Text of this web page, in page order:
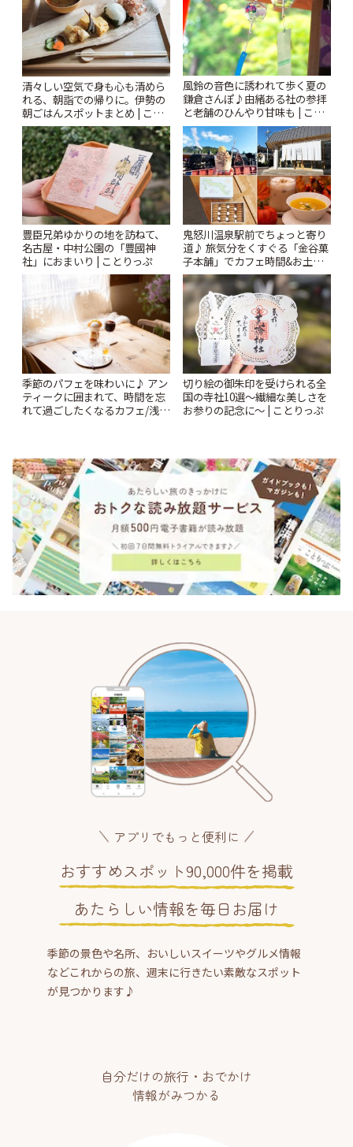
清々しい空気で身も心も清めら
れる、朝詣での帰りに。伊勢の
朝ごはんスポットまとめ | こと
りっぷ
風鈴の音色に誘われて歩く夏の
鎌倉さんぽ♪由緒ある社の参拝
と老舗のひんやり甘味も | こと
りっぷ
豊臣兄弟ゆかりの地を訪ねて、
名古屋・中村公園の「豊國神
社」におまいり | ことりっぷ
鬼怒川温泉駅前でちょっと寄り
道♪ 旅気分をくすぐる「金谷菓
子本舗」でカフェ時間&お土産
探し | ことりっぷ
季節のパフェを味わいに♪ アン
ティークに囲まれて、時間を忘
れて過ごしたくなるカフェ/浅草
切り絵の御朱印を受けられる全
国の寺社10選〜繊細な美しさを
お参りの記念に〜 | ことりっぷ
アプリでもっと便利に
おすすめスポット90,000件を掲載
あたらしい情報を毎日お届け
季節の景色や名所、おいしいスイーツやグルメ情報
などこれからの旅、週末に行きたい素敵なスポット
が見つかります♪
自分だけの旅行・おでかけ
情報がみつかる